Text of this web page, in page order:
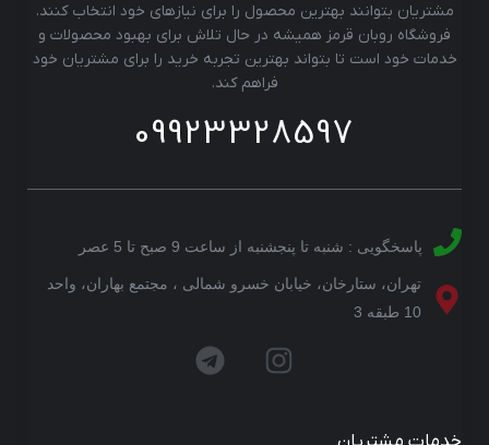
مشتریان بتوانند بهترین محصول را برای نیازهای خود انتخاب کنند.
فروشگاه روبان قرمز همیشه در حال تلاش برای بهبود محصولات و
خدمات خود است تا بتواند بهترین تجربه خرید را برای مشتریان خود
فراهم کند.
09923328597
پاسخگویی : شنبه تا پنجشنبه از ساعت 9 صبح تا 5 عصر
تهران، ستارخان، خیابان خسرو شمالی ، مجتمع بهاران، واحد
10 طبقه 3